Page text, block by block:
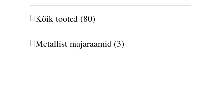
Kõik tooted (80)
Metallist majaraamid (3)